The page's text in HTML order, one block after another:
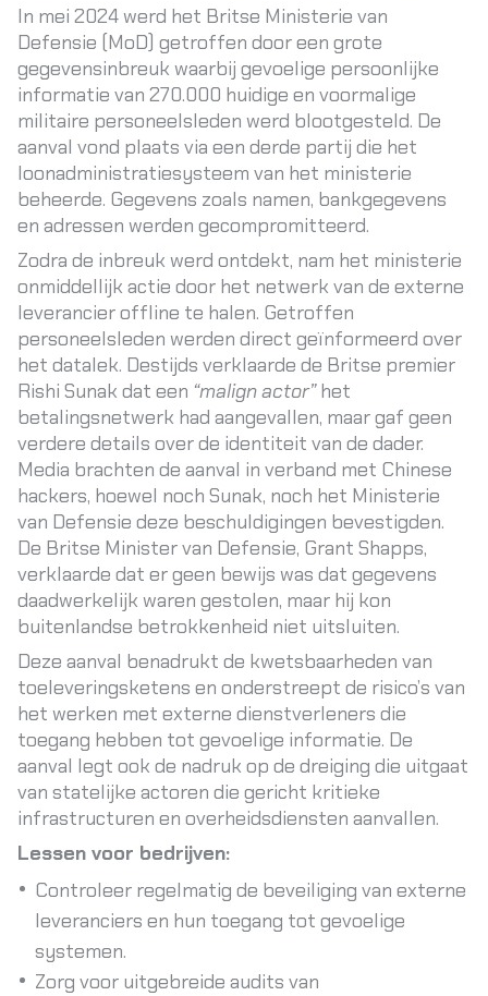
In mei 2024 werd het Britse Ministerie van
Defensie (MoD) getroffen door een grote
gegevensinbreuk waarbij gevoelige persoonlijke
informatie van 270.000 huidige en voormalige
militaire personeelsleden werd blootgesteld. De
aanval vond plaats via een derde partij die het
loonadministratiesysteem van het ministerie
beheerde. Gegevens zoals namen, bankgegevens
en adressen werden gecompromitteerd.
Zodra de inbreuk werd ontdekt, nam het ministerie
onmiddellijk actie door het netwerk van de externe
leverancier offline te halen. Getroffen
personeelsleden werden direct geïnformeerd over
het datalek. Destijds verklaarde de Britse premier
Rishi Sunak dat een “malign actor”het
betalingsnetwerk had aangevallen, maar gaf geen
verdere details over de identiteit van de dader.
Media brachten de aanval in verband met Chinese
hackers, hoewel noch Sunak, noch het Ministerie
van Defensie deze beschuldigingen bevestigden.
De Britse Minister van Defensie, Grant Shapps,
verklaarde dat er geen bewijs was dat gegevens
daadwerkelijk waren gestolen, maar hij kon
buitenlandse betrokkenheid niet uitsluiten.
Deze aanval benadrukt de kwetsbaarheden van
toeleveringsketens en onderstreept de risico’s van
het werken met externe dienstverleners die
toegang hebben tot gevoelige informatie. De
aanval legt ook de nadruk op de dreiging die uitgaat
van statelijke actoren die gericht kritieke
infrastructuren en overheidsdiensten aanvallen.
Lessen voor bedrijven:
Controleer regelmatig de beveiliging van externe
leveranciers en hun toegang tot gevoelige
systemen.
Zorg voor uitgebreide audits van